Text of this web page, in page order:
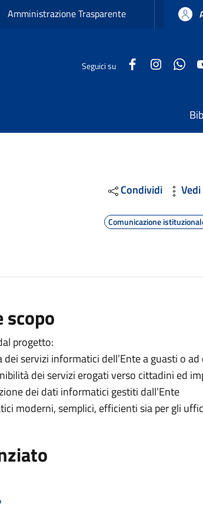
Amministrazione Trasparente
Seguici su Facebook
Condividi
Comunicazione
scopo
progetto:
servizi informatici dell’Ente a guasti o
dei servizi erogati verso cittadini ed
dei dati informatici gestiti dall’Ente
moderni, semplici, efficienti sia per gli